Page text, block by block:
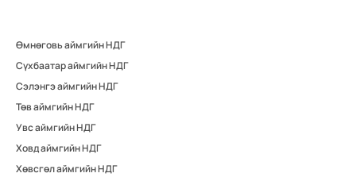
Өмнөговь аймгийн НДГ
Сүхбаатар аймгийн НДГ
Сэлэнгэ аймгийн НДГ
Төв аймгийн НДГ
Увс аймгийн НДГ
Ховд аймгийн НДГ
Хөвсгөл аймгийн НДГ